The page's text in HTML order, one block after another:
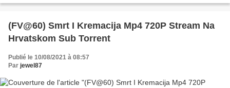
(FV@60) Smrt I Kremacija Mp4 720P Stream Na
Hrvatskom Sub Torrent
Publié le 10/08/2021 à 08:57
Par jewel87